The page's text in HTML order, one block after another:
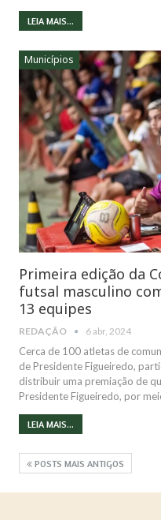
LEIA MAIS...
Municípios
Primeira edição da
futsal masculino
13 equipes
REDAÇÃO 6 abr, 2024
Cerca de 100 atletas de
de Presidente Figueiredo,
distribuir uma premiação de
Presidente Figueiredo, por
LEIA MAIS...
POSTS MAIS ANTIGOS